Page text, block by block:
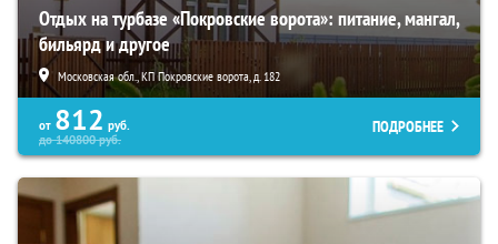
Отдых на турбазе «Покровские ворота»: питание, мангал,
бильярд и другое
Московская обл., КП Покровские ворота, д. 182
от 812 руб.
до140800руб.
ПОДРОБНЕЕ